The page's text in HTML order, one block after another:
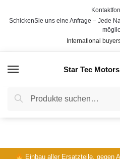
SchickenSie uns eine Anfrage – Jede
International
Star Tec
Suche
nach:
Suche
Einbau aller Ersatzteile, gegen